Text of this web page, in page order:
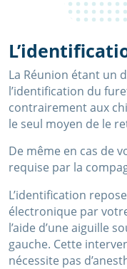
La Réunion étant un
l’identification du
contrairement aux
le seul moyen de le
De même en cas de
requise par la
L’identification
électronique par
l’aide d’une aiguille
gauche. Cette
nécessite pas